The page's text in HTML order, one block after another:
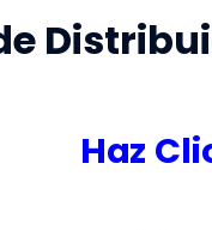
Haz